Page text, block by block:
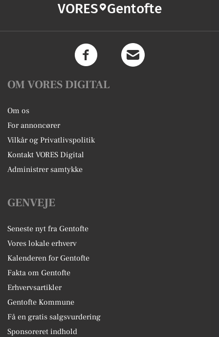
VORES Gentofte
OM VORES DIGITAL
Om os
For annoncører
Vilkår og Privatlivspolitik
Kontakt VORES Digital
Administrer samtykke
GENVEJE
Seneste nyt fra Gentofte
Vores lokale erhverv
Kalenderen for Gentofte
Fakta om Gentofte
Erhvervsartikler
Gentofte Kommune
Få en gratis salgsvurdering
Sponsoreret indhold